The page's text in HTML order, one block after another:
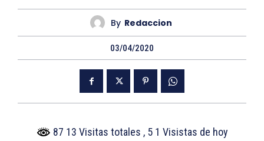
By Redaccion
03/04/2020
87 13 Visitas totales , 5 1 Visistas de hoy